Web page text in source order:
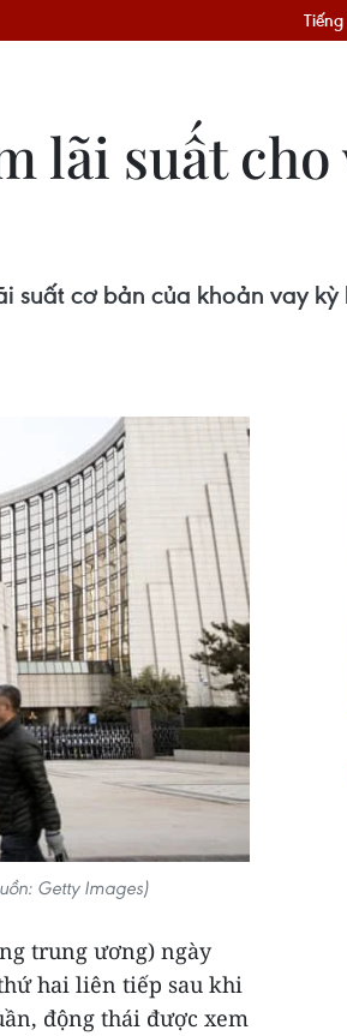
lãi suất cho
cơ bản của khoản vay
Getty Images)
trung ương) ngày
hai liên tiếp sau khi
động thái được xem